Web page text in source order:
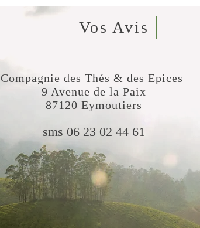
sms 06 23 02 44 61
Compagnie des Thés & des Epices
9 Avenue de la Paix
87120 Eymoutiers
Vos Avis